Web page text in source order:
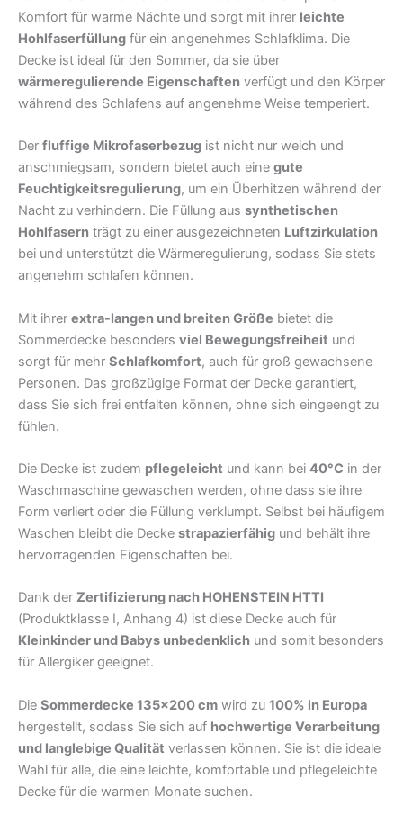
Komfort für warme Nächte und sorgt mit ihrer leichte
Hohlfaserfüllung für ein angenehmes Schlafklima. Die
Decke ist ideal für den Sommer, da sie über
wärmeregulierende Eigenschaften verfügt und den Körper
während des Schlafens auf angenehme Weise temperiert.
Der fluffige Mikrofaserbezug ist nicht nur weich und
anschmiegsam, sondern bietet auch eine gute
Feuchtigkeitsregulierung, um ein Überhitzen während der
Nacht zu verhindern. Die Füllung aus synthetischen
Hohlfasern trägt zu einer ausgezeichneten Luftzirkulation
bei und unterstützt die Wärmeregulierung, sodass Sie stets
angenehm schlafen können.
Mit ihrer extra-langen und breiten Größe bietet die
Sommerdecke besonders viel Bewegungsfreiheit und
sorgt für mehr Schlafkomfort, auch für groß gewachsene
Personen. Das großzügige Format der Decke garantiert,
dass Sie sich frei entfalten können, ohne sich eingeengt zu
fühlen.
Die Decke ist zudem pflegeleicht und kann bei 40°C in der
Waschmaschine gewaschen werden, ohne dass sie ihre
Form verliert oder die Füllung verklumpt. Selbst bei häufigem
Waschen bleibt die Decke strapazierfähig und behält ihre
hervorragenden Eigenschaften bei.
Dank der Zertifizierung nach HOHENSTEIN HTTI
(Produktklasse I, Anhang 4) ist diese Decke auch für
Kleinkinder und Babys unbedenklich und somit besonders
für Allergiker geeignet.
Die Sommerdecke 135×200 cm wird zu 100% in Europa
hergestellt, sodass Sie sich auf hochwertige Verarbeitung
und langlebige Qualität verlassen können. Sie ist die ideale
Wahl für alle, die eine leichte, komfortable und pflegeleichte
Decke für die warmen Monate suchen.